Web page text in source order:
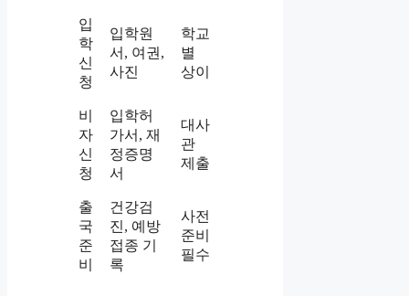
입
학
신
청
입학원
서, 여권,
사진
학교
별
상이
비
자
신
청
입학허
가서, 재
정증명
서
대사
관
제출
출
국
준
비
건강검
진, 예방
접종 기
록
사전
준비
필수